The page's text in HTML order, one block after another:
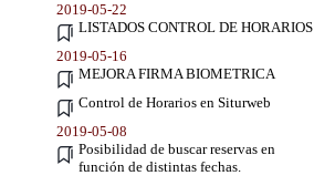
2019-05-22
LISTADOS CONTROL DE HORARIOS
2019-05-16
MEJORA FIRMA BIOMETRICA
Control de Horarios en Siturweb
2019-05-08
Posibilidad de buscar reservas en
función de distintas fechas.